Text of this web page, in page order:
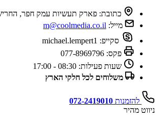
כתובת:פארק תעשיות עמק חפר, החריש 18
מייל:m@coolmedia.co.il
סקייפ:michael.lempert1
פקס:077-8969796
שעות פעילות:08:30 - 17:00
משלוחים לכל חלקי הארץ
להזמנות072-2419010
מהיר